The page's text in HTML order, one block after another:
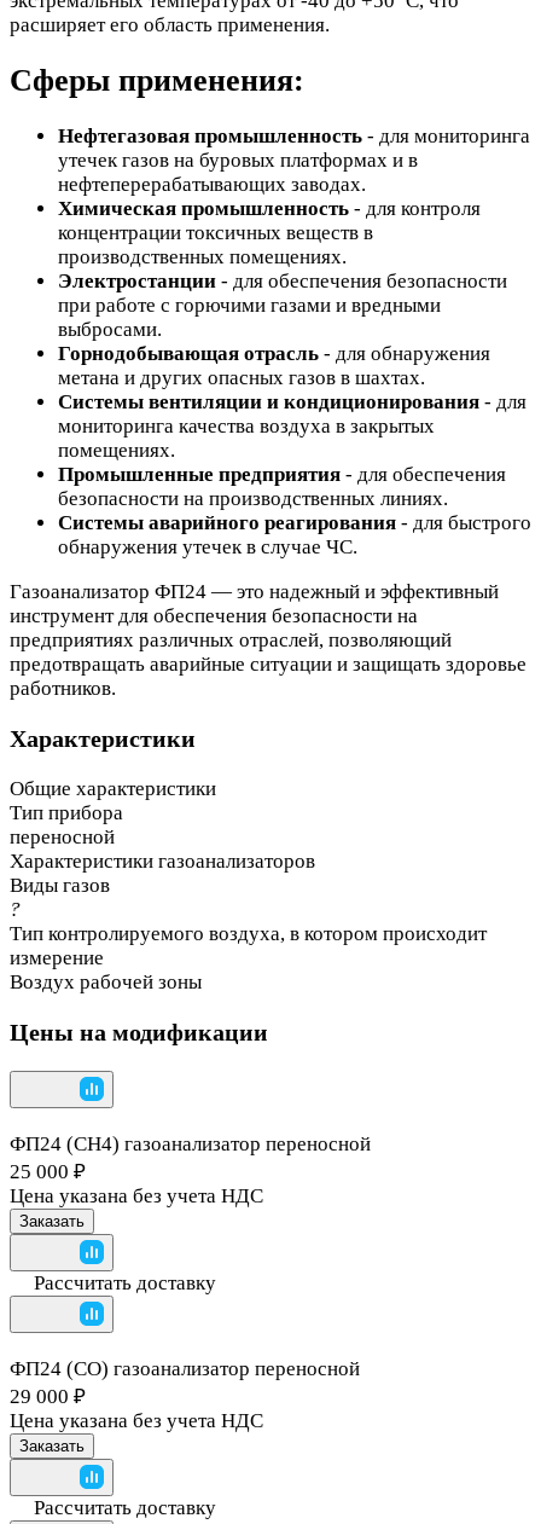
расширяет его область применения.
Сферы применения:
Нефтегазовая промышленность - для мониторинга
утечек газов на буровых платформах и в
нефтеперерабатывающих заводах.
Химическая промышленность - для контроля
концентрации токсичных веществ в
производственных помещениях.
Электростанции - для обеспечения безопасности
при работе с горючими газами и вредными
выбросами.
Горнодобывающая отрасль - для обнаружения
метана и других опасных газов в шахтах.
Системы вентиляции и кондиционирования - для
мониторинга качества воздуха в закрытых
помещениях.
Промышленные предприятия - для обеспечения
безопасности на производственных линиях.
Системы аварийного реагирования - для быстрого
обнаружения утечек в случае ЧС.
Газоанализатор ФП24 — это надежный и эффективный
инструмент для обеспечения безопасности на
предприятиях различных отраслей, позволяющий
предотвращать аварийные ситуации и защищать здоровье
работников.
Характеристики
Общие характеристики
Тип прибора
переносной
Характеристики газоанализаторов
Виды газов
?
Тип контролируемого воздуха, в котором происходит
измерение
Воздух рабочей зоны
Цены на модификации
ФП24 (CH4) газоанализатор переносной
25 000 ₽
Цена указана без учета НДС
Заказать
Рассчитать доставку
ФП24 (CO) газоанализатор переносной
29 000 ₽
Цена указана без учета НДС
Заказать
Рассчитать доставку